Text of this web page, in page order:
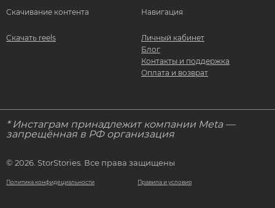
Скачивание контента
Скачать reels
Навигация
Личный кабинет
Блог
Контакты и поддержка
Оплата и возврат
* Инстаграм принадлежит компании Meta —
запрещённая в РФ организация
© 2026. StorStories. Все права защищены
Политика конфидециальности Правила и условия